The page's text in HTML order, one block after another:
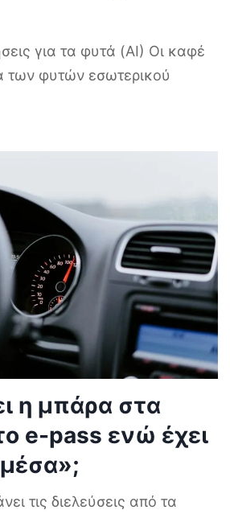
για τα φυτά (AI) Οι καφέ
των φυτών εσωτερικού
η μπάρα στα
e-pass ενώ έχει
τις διελεύσεις από τα